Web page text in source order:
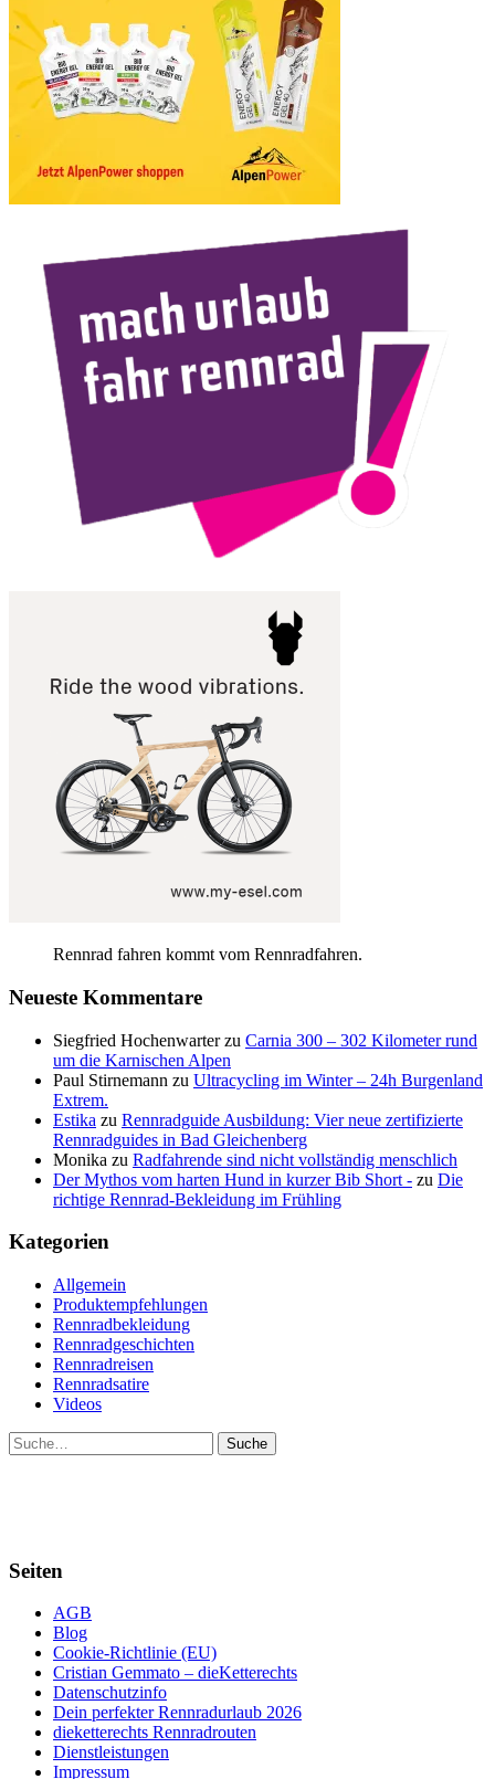
Rennrad fahren kommt vom Rennradfahren.
Neueste Kommentare
Siegfried Hochenwarterzu Carnia 300 – 302 Kilometer rund
um die Karnischen Alpen
Paul Stirnemann zu Ultracycling im Winter – 24h Burgenland
Extrem.
Estika zu Rennradguide Ausbildung: Vier neue zertifizierte
Rennradguides in Bad Gleichenberg
Monika zu Radfahrende sind nicht vollständig menschlich
Der Mythos vom harten Hund in kurzer Bib Short - zu Die
richtige Rennrad-Bekleidung im Frühling
Kategorien
Allgemein
Produktempfehlungen
Rennradbekleidung
Rennradgeschichten
Rennradreisen
Rennradsatire
Videos
Suche
Seiten
AGB
Blog
Cookie-Richtlinie (EU)
Cristian Gemmato – dieKetterechts
Datenschutzinfo
Dein perfekter Rennradurlaub 2026
dieketterechts Rennradrouten
Dienstleistungen
Impressum